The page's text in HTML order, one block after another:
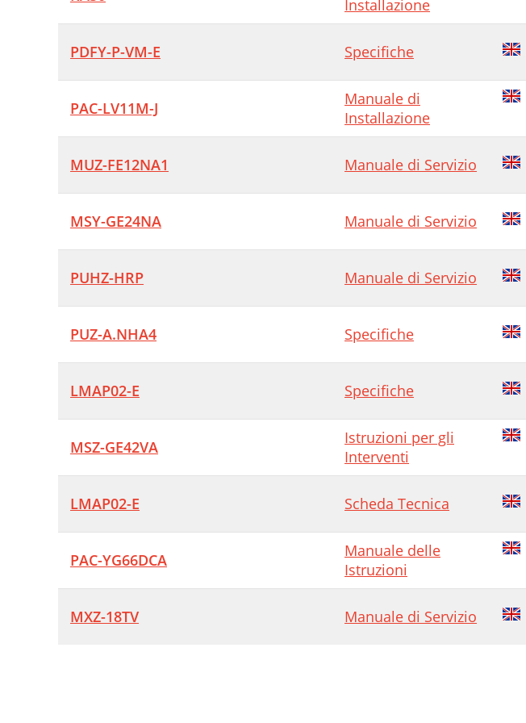
Installazione
PDFY-P-VM-E Specifiche
PAC-LV11M-J
Manuale di
Installazione
MUZ-FE12NA1 Manuale di Servizio
MSY-GE24NA Manuale di Servizio
PUHZ-HRP Manuale di Servizio
PUZ-A.NHA4 Specifiche
LMAP02-E Specifiche
MSZ-GE42VA
Istruzioni per gli
Interventi
LMAP02-E Scheda Tecnica
PAC-YG66DCA
Manuale delle
Istruzioni
MXZ-18TV Manuale di Servizio